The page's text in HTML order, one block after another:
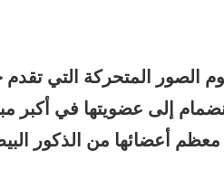
الصور المتحركة التي تقدم
59 دولة للانضمام إلى عضويتها
معظم أعضائها من الذكور